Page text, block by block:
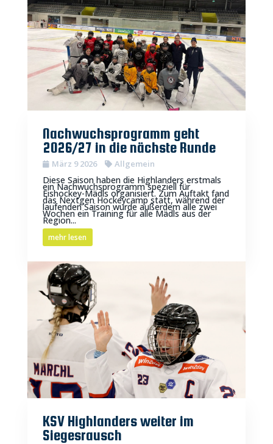
Nachwuchsprogramm geht
2026/27 in die nächste Runde
März 9 2026 Allgemein
Diese Saison haben die Highlanders erstmals
ein Nachwuchsprogramm speziell für
Eishockey-Mädls organisiert. Zum Auftakt fand
das Nextgen Hockeycamp statt, während der
laufenden Saison wurde außerdem alle zwei
Wochen ein Training für alle Mädls aus der
Region...
mehr lesen
KSV Highlanders weiter im
Siegesrausch